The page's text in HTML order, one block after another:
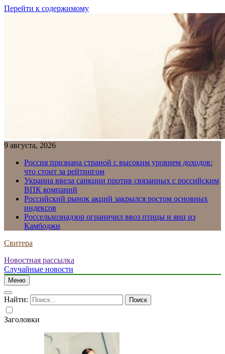
Перейти к содержимому
9 августа, 2026
Россия признана страной с высоким уровнем доходов:
что стоит за рейтингом
Украина ввела санкции против связанных с российским
ВПК компаний
Российский рынок акций закрылся ростом основных
индексов
Россельхознадзор ограничил ввоз птицы и яиц из
Камбоджи
Свитера
Новостная рассылка
Случайные новости
Меню
Найти:
Заголовки